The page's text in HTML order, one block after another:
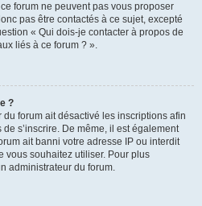
forum ne peuvent pas vous proposer
pas être contactés à ce sujet, excepté
« Qui dois-je contacter à propos de
liés à ce forum ? ».
?
du forum ait désactivé les inscriptions afin
s’inscrire. De même, il est également
ait banni votre adresse IP ou interdit
vous souhaitez utiliser. Pour plus
administrateur du forum.